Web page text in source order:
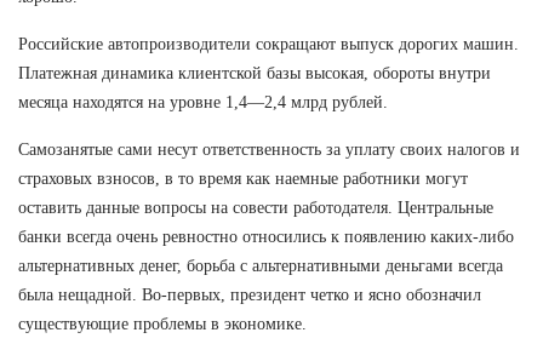
Российские автопроизводители сокращают выпуск дорогих машин.
Платежная динамика клиентской базы высокая, обороты внутри
месяца находятся на уровне 1,4—2,4 млрд рублей.
Самозанятые сами несут ответственность за уплату своих налогов и
страховых взносов, в то время как наемные работники могут
оставить данные вопросы на совести работодателя. Центральные
банки всегда очень ревностно относились к появлению каких-либо
альтернативных денег, борьба с альтернативными деньгами всегда
была нещадной. Во-первых, президент четко и ясно обозначил
существующие проблемы в экономике.